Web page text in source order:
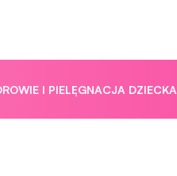
I PIELĘGNACJA DZIECKA